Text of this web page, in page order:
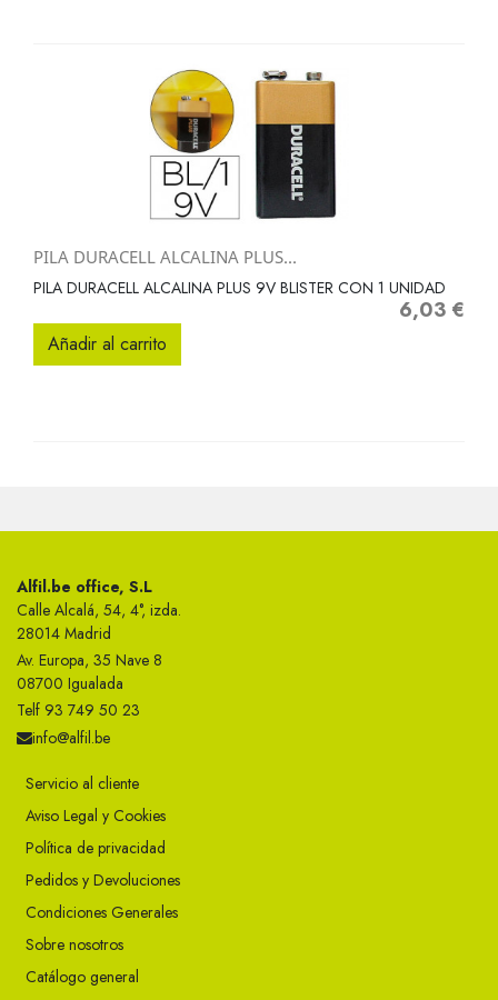
PILA DURACELL ALCALINA PLUS...
PILA DURACELL ALCALINA PLUS 9V BLISTER CON 1 UNIDAD
Precio
6,03 €
Añadir al carrito
Alfil.be office, S.L
Calle Alcalá, 54, 4°, izda.
28014 Madrid
Av. Europa, 35 Nave 8
08700 Igualada
Telf 93 749 50 23
info@alfil.be
Servicio al cliente
Aviso Legal y Cookies
Política de privacidad
Pedidos y Devoluciones
Condiciones Generales
Sobre nosotros
Catálogo general